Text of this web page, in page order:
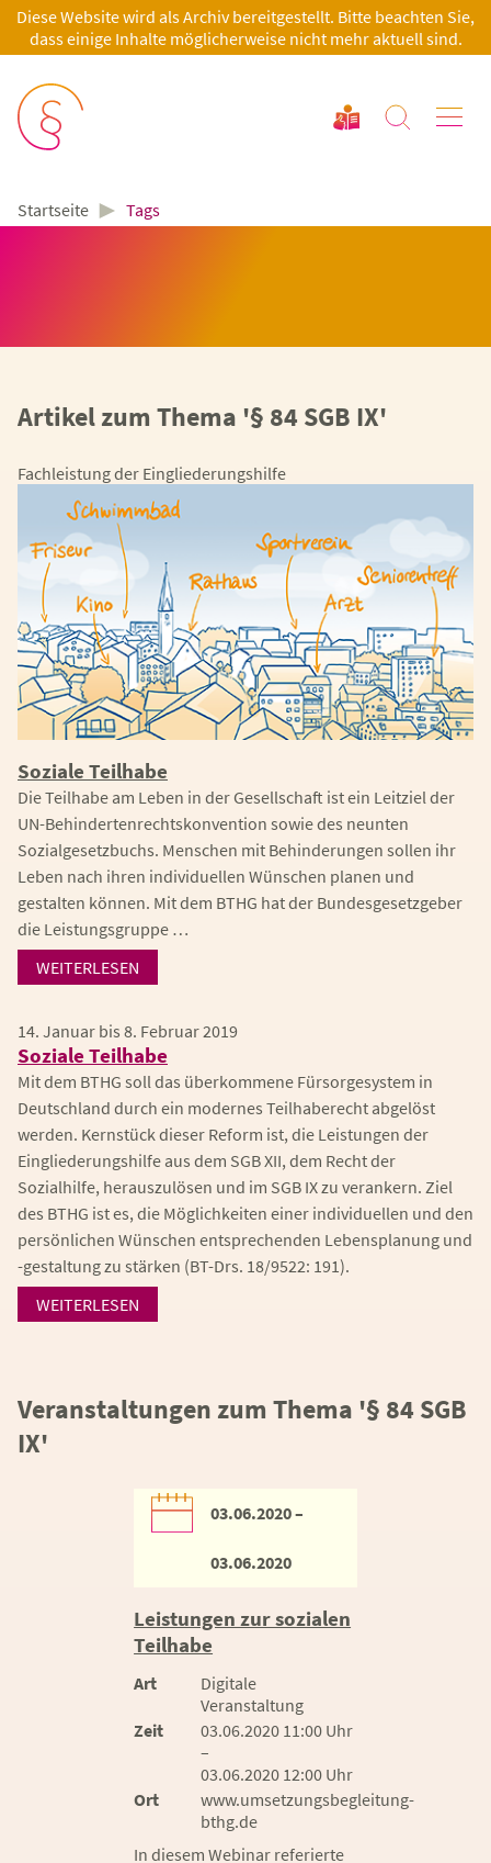
Diese Website wird als Archiv bereitgestellt. Bitte beachten Sie,
dass einige Inhalte möglicherweise nicht mehr aktuell sind.
Startseite ► Tags
Artikel zum Thema '§ 84 SGB IX'
Fachleistung der Eingliederungshilfe
Soziale Teilhabe
Die Teilhabe am Leben in der Gesellschaft ist ein Leitziel der
UN-Behindertenrechtskonvention sowie des neunten
Sozialgesetzbuchs. Menschen mit Behinderungen sollen ihr
Leben nach ihren individuellen Wünschen planen und
gestalten können. Mit dem BTHG hat der Bundesgesetzgeber
die Leistungsgruppe …
WEITERLESEN
14. Januar bis 8. Februar 2019
Soziale Teilhabe
Mit dem BTHG soll das überkommene Fürsorgesystem in
Deutschland durch ein modernes Teilhaberecht abgelöst
werden. Kernstück dieser Reform ist, die Leistungen der
Eingliederungshilfe aus dem SGB XII, dem Recht der
Sozialhilfe, herauszulösen und im SGB IX zu verankern. Ziel
des BTHG ist es, die Möglichkeiten einer individuellen und den
persönlichen Wünschen entsprechenden Lebensplanung und
-gestaltung zu stärken (BT-Drs. 18/9522: 191).
WEITERLESEN
Veranstaltungen zum Thema '§ 84 SGB
IX'
03.06.2020 –
03.06.2020
Leistungen zur sozialen
Teilhabe
Art
Digitale
Veranstaltung
Zeit
03.06.2020 11:00 Uhr
–
03.06.2020 12:00 Uhr
Ort
www.umsetzungsbegleitung-
bthg.de
In diesem Webinar referierte